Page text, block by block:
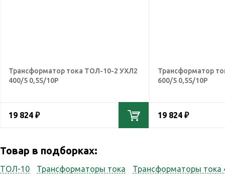
Трансформатор тока ТОЛ-10-2 УХЛ2
400/5 0,5S/10Р
19 824 ₽
Трансформатор
600/5 0,5S/10Р
19 824 ₽
Товар в подборках:
ТОЛ-10 Трансформаторы тока Трансформаторы тока